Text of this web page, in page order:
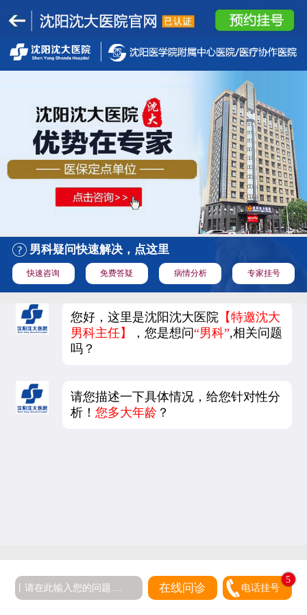
男科疑问快速解决，点这里
快速咨询 免费答疑 病情分析 专家挂号
您好，这里是沈阳沈大医院 【特邀沈大
男科主任】
，您是想问“男科”,相关问题
吗？
请您描述一下具体情况，给您针对性分
析！您多大年龄 ？
在线问诊 电话挂号
5